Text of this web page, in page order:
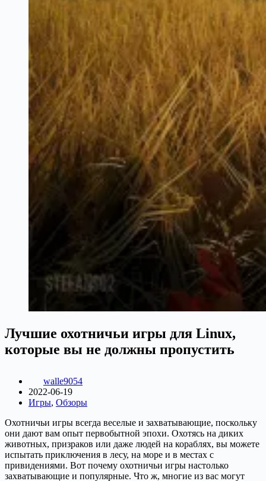
Лучшие охотничьи игры для Linux,
которые вы не должны пропустить
walle9054
2022-06-19
Игры, Обзоры
Охотничьи игры всегда веселые и захватывающие, поскольку
они дают вам опыт первобытной эпохи. Охотясь на диких
животных, призраков или даже людей на кораблях, вы можете
испытать приключения в лесу, на море и в местах с
привидениями. Вот почему охотничьи игры настолько
захватывающие и популярные. Что ж, многие из вас могут